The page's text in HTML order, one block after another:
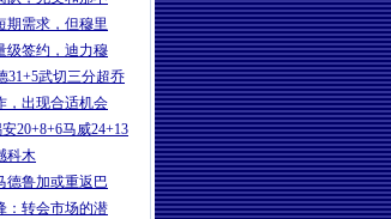
期需求，但穆里
级签约，迪力穆
31+5武切三分超乔
，出现合适机会
20+8+6马威24+13
科木
德鲁加或重返巴
：转会市场的潜